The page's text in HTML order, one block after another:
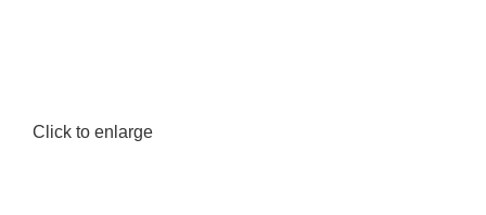
Click to enlarge